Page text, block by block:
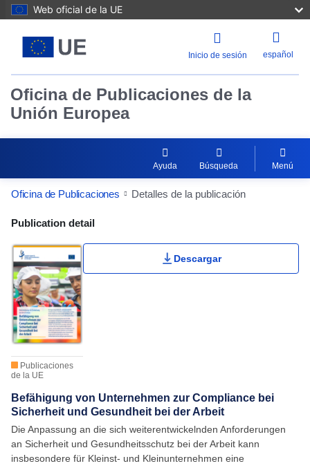
Web oficial de la UE
Inicio de sesión español
Oficina de Publicaciones de la
Unión Europea
Ayuda Búsqueda Menú
Oficina de Publicaciones Detalles de la publicación
Publication Detail Actions Portlet
Publication detail
Publicaciones
de la UE
Descargar
Befähigung von Unternehmen zur Compliance bei
Sicherheit und Gesundheit bei der Arbeit
Die Anpassung an die sich weiterentwickelnden Anforderungen
an Sicherheit und Gesundheitsschutz bei der Arbeit kann
insbesondere für Kleinst- und Kleinunternehmen eine